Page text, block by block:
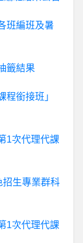
班編班及暑
籤結果
程銜接班」
1次代理代課
招生專業群科
1次代理代課